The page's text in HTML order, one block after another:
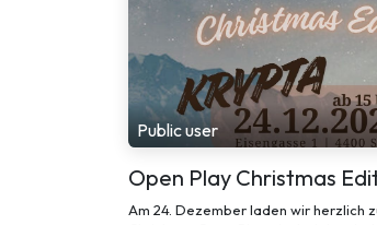
Public user
Open Play Christmas
Am 24. Dezember laden wir herzlich